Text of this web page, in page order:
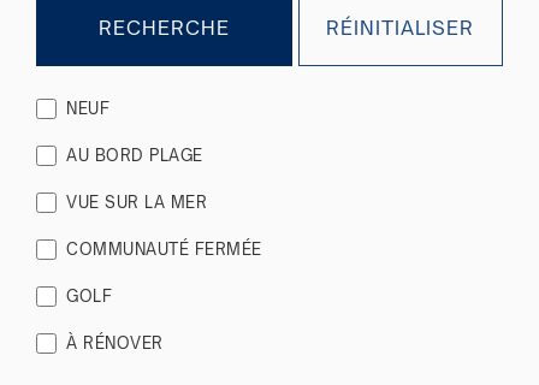
RECHERCHE RÉINITIALISER
NEUF
AU BORD PLAGE
VUE SUR LA MER
COMMUNAUTÉ FERMÉE
GOLF
À RÉNOVER